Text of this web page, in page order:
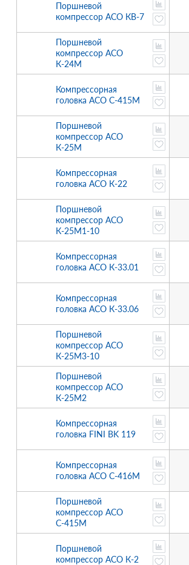
Поршневой
компрессор АСО КВ-7
Поршневой
компрессор АСО
К-24М
Компрессорная
головка АСО С-415М
Поршневой
компрессор АСО
К-25М
Компрессорная
головка АСО К-22
Поршневой
компрессор АСО
К-25М1-10
Компрессорная
головка АСО К-33.01
Компрессорная
головка АСО К-33.06
Поршневой
компрессор АСО
К-25М3-10
Поршневой
компрессор АСО
К-25М2
Компрессорная
головка FINI BK 119
Компрессорная
головка АСО С-416М
Поршневой
компрессор АСО
С-415М
Поршневой
компрессор АСО К-2